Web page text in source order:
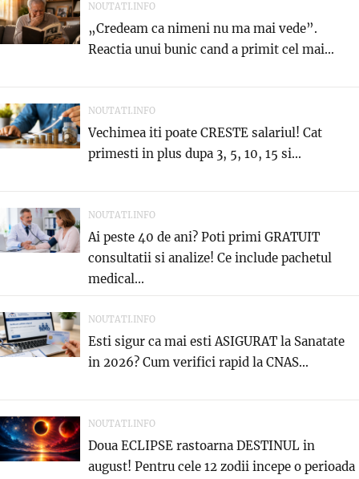
NOUTATI.INFO
„Credeam ca nimeni nu ma mai vede”.
Reactia unui bunic cand a primit cel mai...
NOUTATI.INFO
Vechimea iti poate CRESTE salariul! Cat
primesti in plus dupa 3, 5, 10, 15 si...
NOUTATI.INFO
Ai peste 40 de ani? Poti primi GRATUIT
consultatii si analize! Ce include pachetul
medical...
NOUTATI.INFO
Esti sigur ca mai esti ASIGURAT la Sanatate
in 2026? Cum verifici rapid la CNAS...
NOUTATI.INFO
Doua ECLIPSE rastoarna DESTINUL in
august! Pentru cele 12 zodii incepe o perioada